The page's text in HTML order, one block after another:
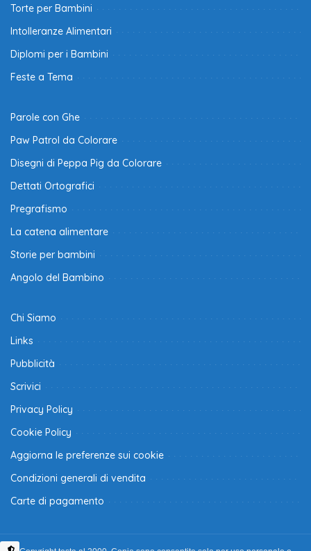
Torte per Bambini
Intolleranze Alimentari
Diplomi per i Bambini
Feste a Tema
Parole con Ghe
Paw Patrol da Colorare
Disegni di Peppa Pig da Colorare
Dettati Ortografici
Pregrafismo
La catena alimentare
Storie per bambini
Angolo del Bambino
Chi Siamo
Links
Pubblicità
Scrivici
Privacy Policy
Cookie Policy
Aggiorna le preferenze sui cookie
Condizioni generali di vendita
Carte di pagamento